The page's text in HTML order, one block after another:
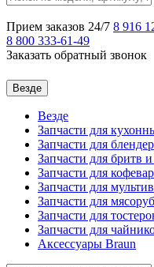
Прием заказов 24/7 8 916
8 800 333-61-49
Заказать обратный звонок
Везде
Везде
Запчасти для
Запчасти для
Запчасти для бритв
Запчасти для
Запчасти для
Запчасти для
Запчасти для
Запчасти для
Аксессуары Braun